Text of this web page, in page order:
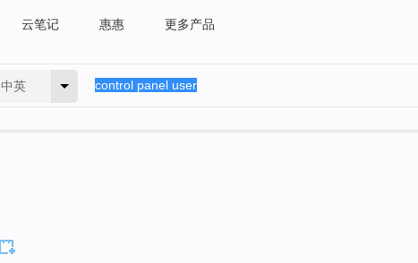
云笔记 惠惠 更多产品
中英